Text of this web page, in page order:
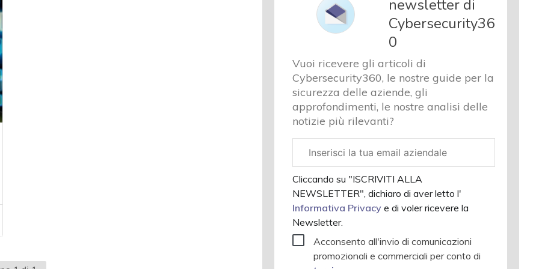
e analisi
Cyber
Corsi
cybersecurity
Chi
siamo
newsletter di
Cybersecurity36
0
Vuoi ricevere gli articoli di
Cybersecurity360, le nostre guide per la
sicurezza delle aziende, gli
approfondimenti, le nostre analisi delle
notizie più rilevanti?
aziendale
Cliccando su "ISCRIVITI ALLA
NEWSLETTER", dichiaro di aver letto l'
Informativa Privacye di voler ricevere la
Newsletter.
Acconsento all'invio di comunicazioni
promozionali e commerciali per conto di